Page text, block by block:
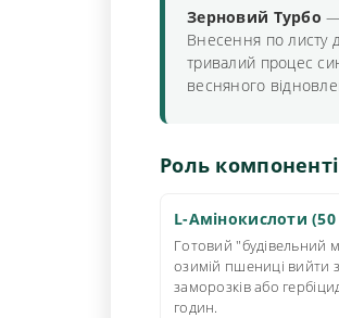
Зерновий Турбо —
Внесення по листу
тривалий процес
весняного
Роль
L-Амінокислоти
Готовий "будівельний
озимій пшениці вийти
заморозків або
годин.